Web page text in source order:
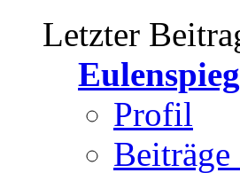
Letzter
Profil
Beiträge